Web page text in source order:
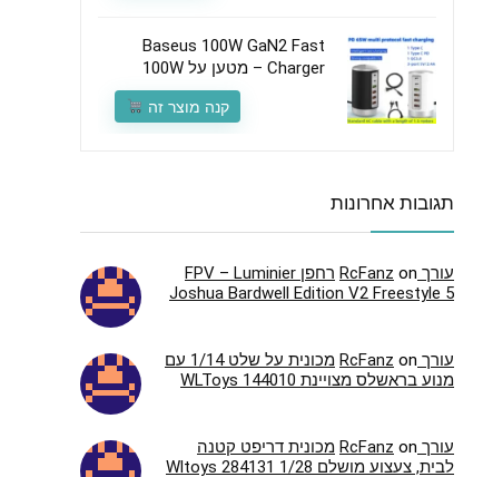
Baseus 100W GaN2 Fast
Charger – מטען על 100W
קנה מוצר זה
תגובות אחרונות
עורך RcFanz on
רחפן FPV – Luminier
Joshua Bardwell Edition V2 Freestyle 5
עורך RcFanz on
מכונית על שלט 1/14 עם
מנוע בראשלס מצויינת WLToys 144010
עורך RcFanz on
מכונית דריפט קטנה
לבית, צעצוע מושלם Wltoys 284131 1/28